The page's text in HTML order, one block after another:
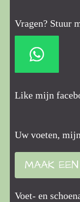
Vragen? Stuur
Like mijn
Uw voeten,
MAAK
Voet- en